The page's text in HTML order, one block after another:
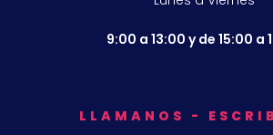
9:00 a 13:00 y de 15:00 a
LLAMANOS -